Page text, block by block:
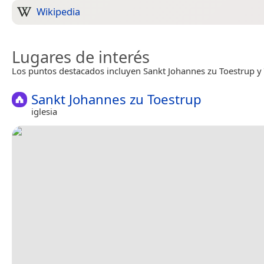
Wikipedia
Lugares de interés
Los puntos destacados incluyen Sankt Johannes zu Toestrup y
Sankt Johannes zu Toestrup
iglesia